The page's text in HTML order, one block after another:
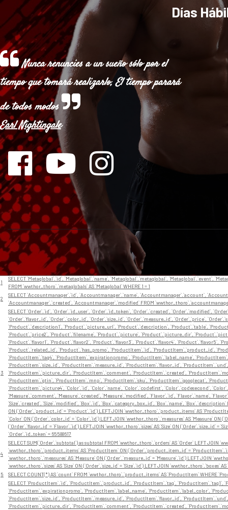
Días
Nunca renuncies a un sueño sólo por el
tiempo que tomará realizarlo, El tiempo parará
de todos modos
Earl Nightingale
// En app/View/Layouts/default.ctp
Nr Query
1
SELECT `Metaglobal`.`id`, `Metaglobal`.`name`, `Metaglobal`.`metaglobal`, `Metaglobal`.`event`,
FROM `wwthor_thoro`.`metaglobals` AS `Metaglobal` WHERE 1 = 1
2
SELECT `Accountmanager`.`id`, `Accountmanager`.`name`, `Accountmanager`.`account`,
`Accountmanager`.`created`, `Accountmanager`.`modified` FROM
3
SELECT `Order`.`id`, `Order`.`id_user`, `Order`.`id_token`, `Order`.`created`, `Order`.`modified`,
`Order`.`flavor_id`, `Order`.`color_id`, `Order`.`size_id`, `Order`.`measure_id`, `Order`.`price`,
`Product`.`description1`, `Product`.`picture_url`, `Product`.`description`, `Product`.`table`,
`Product`.`price2`, `Product`.`filename`, `Product`.`picture`, `Product`.`picture_dir`,
`Product`.`flavor1`, `Product`.`flavor2`, `Product`.`flavor3`, `Product`.`flavor4`, `Product`.`flavor5`,
`Product`.`related_id`, `Product`.`has_promo`, `ProductItem`.`id`, `ProductItem`.`product_id`,
`ProductItem`.`tag4`, `ProductItem`.`expirationpromo`, `ProductItem`.`label_name`,
`ProductItem`.`size_id`, `ProductItem`.`measure_id`, `ProductItem`.`flavor_id`,
`ProductItem`.`picture_dir`, `ProductItem`.`comment`, `ProductItem`.`created`,
`ProductItem`.`gtin`, `ProductItem`.`mnp`, `ProductItem`.`sku`, `ProductItem`.`googlecat`,
`ProductItem`.`picture4`, `Color`.`id`, `Color`.`name`, `Color`.`codefirst`, `Color`.`codesecond`,
`Measure`.`comment`, `Measure`.`created`, `Measure`.`modified`, `Flavor`.`id`, `Flavor`.`name`,
`Size`.`created`, `Size`.`modified`, `Box`.`id`, `Box`.`category_box_id`, `Box`.`name`,
ON (`Order`.`product_id` = `Product`.`id`) LEFT JOIN `wwthor_thoro`.`product_items` AS
`Color` ON (`Order`.`color_id` = `Color`.`id`) LEFT JOIN `wwthor_thoro`.`measures` AS `Measure` ON
(`Order`.`flavor_id` = `Flavor`.`id`) LEFT JOIN `wwthor_thoro`.`sizes` AS `Size` ON (`Order`.`size_id` =
`Order`.`id_token` = 65588617
4
SELECT SUM(`Order`.`subtotal`) as subtotal FROM `wwthor_thoro`.`orders` AS `Order` LEFT JOIN
`wwthor_thoro`.`product_items` AS `ProductItem` ON (`Order`.`product_item_id` =
`wwthor_thoro`.`measures` AS `Measure` ON (`Order`.`measure_id` = `Measure`.`id`) LEFT JOIN
`wwthor_thoro`.`sizes` AS `Size` ON (`Order`.`size_id` = `Size`.`id`) LEFT JOIN `wwthor_thoro`.`boxes`
5
SELECT COUNT(*) AS `count` FROM `wwthor_thoro`.`product_items` AS `ProductItem` WHERE
SELECT `ProductItem`.`id`, `ProductItem`.`product_id`, `ProductItem`.`tag`, `ProductItem`.`tag1`,
`ProductItem`.`expirationpromo`, `ProductItem`.`label_name`, `ProductItem`.`label_color`,
`ProductItem`.`size_id`, `ProductItem`.`measure_id`, `ProductItem`.`flavor_id`,
`ProductItem`.`picture_dir`, `ProductItem`.`comment`, `ProductItem`.`created`,